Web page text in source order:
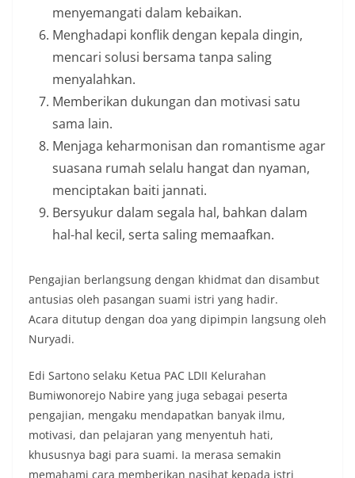
menyemangati dalam kebaikan.
Menghadapi konflik dengan kepala dingin,
mencari solusi bersama tanpa saling
menyalahkan.
Memberikan dukungan dan motivasi satu
sama lain.
Menjaga keharmonisan dan romantisme agar
suasana rumah selalu hangat dan nyaman,
menciptakan baiti jannati.
Bersyukur dalam segala hal, bahkan dalam
hal-hal kecil, serta saling memaafkan.
Pengajian berlangsung dengan khidmat dan disambut
antusias oleh pasangan suami istri yang hadir.
Acara ditutup dengan doa yang dipimpin langsung oleh
Nuryadi.
Edi Sartono selaku Ketua PAC LDII Kelurahan
Bumiwonorejo Nabire yang juga sebagai peserta
pengajian, mengaku mendapatkan banyak ilmu,
motivasi, dan pelajaran yang menyentuh hati,
khususnya bagi para suami. Ia merasa semakin
memahami cara memberikan nasihat kepada istri